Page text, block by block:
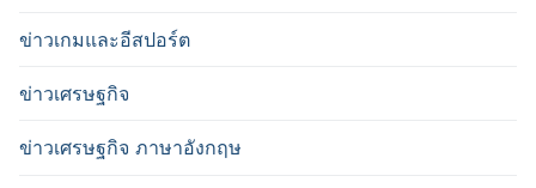
ข่าวเกมและอีสปอร์ต
ข่าวเศรษฐกิจ
ข่าวเศรษฐกิจ ภาษาอังกฤษ